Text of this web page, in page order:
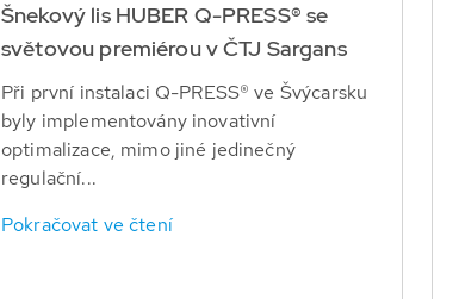
Šnekový lis HUBER Q-PRESS® se
světovou premiérou v ČTJ Sargans
Při první instalaci Q-PRESS® ve Švýcarsku
byly implementovány inovativní
optimalizace, mimo jiné jedinečný
regulační...
Pokračovat ve čtení